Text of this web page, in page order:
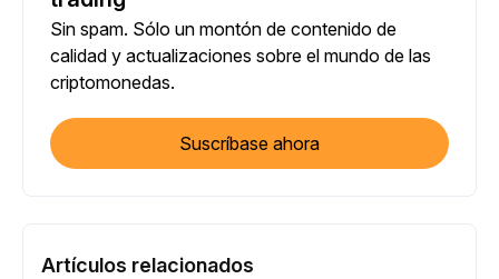
Sin spam. Sólo un montón de contenido de
calidad y actualizaciones sobre el mundo de las
criptomonedas.
Suscríbase ahora
Artículos relacionados